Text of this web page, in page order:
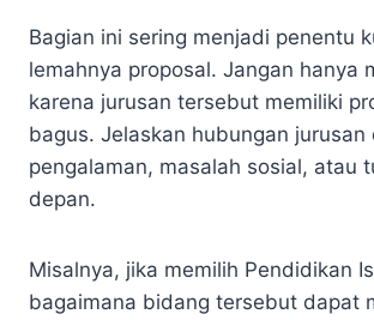
Bagian ini sering menjadi penentu
lemahnya proposal. Jangan hanya
karena jurusan tersebut memiliki
bagus. Jelaskan hubungan jurusan
pengalaman, masalah sosial, atau
depan.
Misalnya, jika memilih Pendidikan
bagaimana bidang tersebut dapat